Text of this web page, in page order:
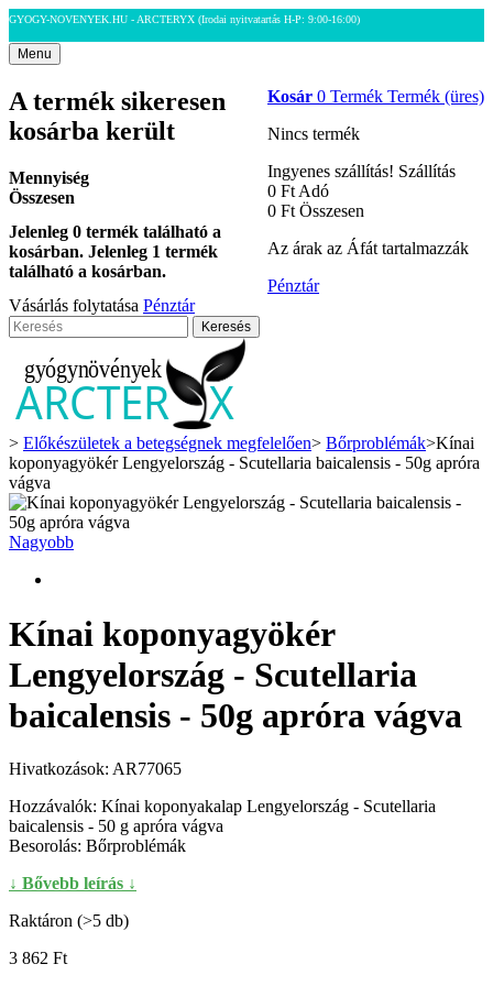
GYOGY-NOVENYEK.HU - ARCTERYX (Irodai nyitvatartás H-P: 9:00-16:00)
Menu
Kosár 0 Termék Termék (üres)
Nincs termék
Ingyenes szállítás! Szállítás
0 Ft‎ Adó
0 Ft‎ Összesen
Az árak az Áfát tartalmazzák
Pénztár
A termék sikeresen
kosárba került
Mennyiség
Összesen
Jelenleg 0 termék található a
kosárban. Jelenleg 1 termék
található a kosárban.
Vásárlás folytatása Pénztár
Keresés
> Előkészületek a betegségnek megfelelően> Bőrproblémák>Kínai
koponyagyökér Lengyelország - Scutellaria baicalensis - 50g apróra
vágva
Nagyobb
Kínai koponyagyökér
Lengyelország - Scutellaria
baicalensis - 50g apróra vágva
Hozzávalók: Kínai koponyakalap Lengyelország - Scutellaria
baicalensis - 50 g apróra vágva